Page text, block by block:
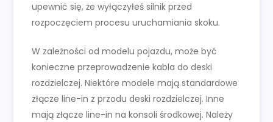
upewnić się, że wyłączyłeś silnik przed
rozpoczęciem procesu uruchamiania skoku.
W zależności od modelu pojazdu, może być
konieczne przeprowadzenie kabla do deski
rozdzielczej. Niektóre modele mają standardowe
złącze line-in z przodu deski rozdzielczej. Inne
mają złącze line-in na konsoli środkowej. Należy